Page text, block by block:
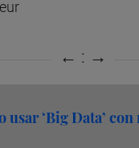
usar ‘Big Data’ con